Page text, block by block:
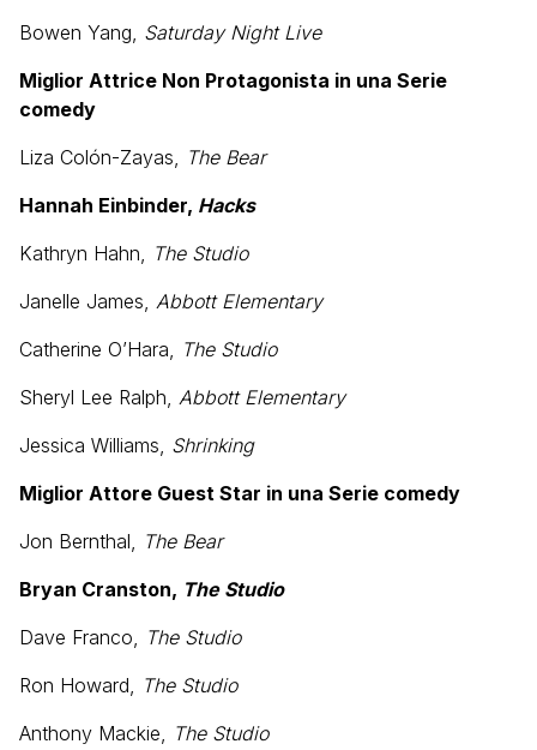
Bowen Yang, Saturday Night Live
Miglior Attrice Non Protagonista in una Serie
comedy
Liza Colón-Zayas, The Bear
Hannah Einbinder, Hacks
Kathryn Hahn, The Studio
Janelle James, Abbott Elementary
Catherine O’Hara, The Studio
Sheryl Lee Ralph, Abbott Elementary
Jessica Williams, Shrinking
Miglior Attore Guest Star in una Serie comedy
Jon Bernthal, The Bear
Bryan Cranston, The Studio
Dave Franco, The Studio
Ron Howard, The Studio
Anthony Mackie, The Studio